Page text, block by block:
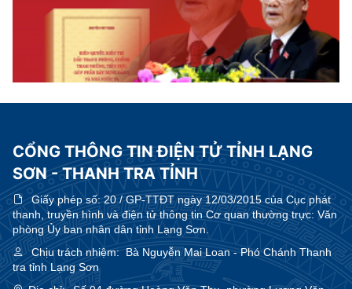
CỔNG THÔNG TIN ĐIỆN TỬ TỈNH LẠNG
SƠN - THANH TRA TỈNH
Giấy phép số:20 / GP-TTĐT ngày 12/03/2015 của Cục phát
thanh, truyền hình và điện tử thông tin Cơ quan thường trực: Văn
phòng Ủy ban nhân dân tỉnh Lạng Sơn.
Chịu trách nhiệm:Bà Nguyễn Mai Loan - Phó Chánh Thanh
tra tỉnh Lạng Sơn